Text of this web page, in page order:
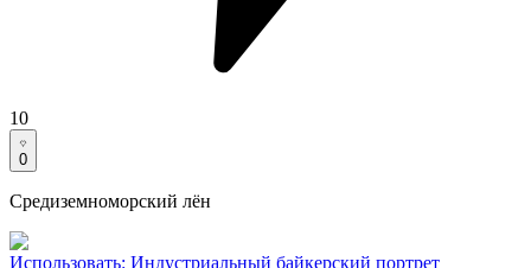
10
0
Средиземноморский лён
Использовать: Индустриальный байкерский портрет